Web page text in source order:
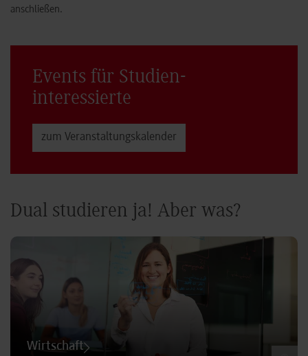
anschließen.
Events für Studien­
interessierte
zum Veranstaltungs­kalender
Dual studieren ja! Aber was?
Wirtschaft